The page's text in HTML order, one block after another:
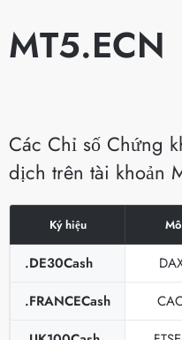
MT5.ECN
Các Chỉ số Chứng
dịch trên tài khoản
Ký hiệu
.DE30Cash
.FRANCECash